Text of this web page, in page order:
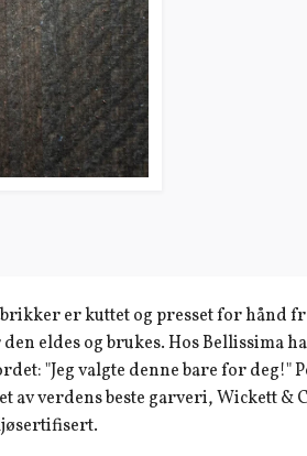
er kuttet og presset for hånd
eldes og brukes. Hos Bellissima
"Jeg valgte denne bare for deg!"
verdens beste garveri, Wickett &